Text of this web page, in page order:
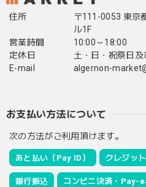
住所
〒111-0053 東京
ル1F
営業時間
10:00～18:00
定休日
土・日・祝祭日
E-mail
algernon-
お支払い方法について
次の方法がご利用頂けます。
あと払い（Pay ID） クレジッ
銀行振込 コンビニ決済・Pay-